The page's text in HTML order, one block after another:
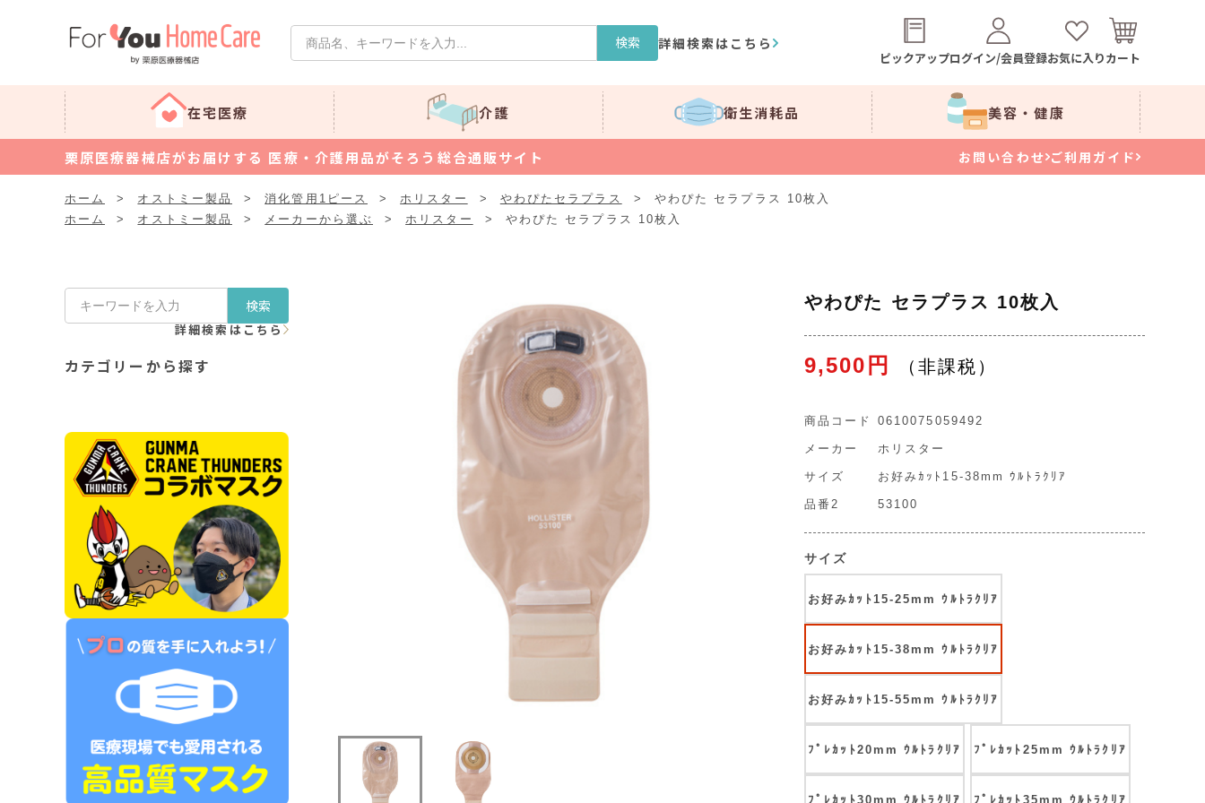
検索 詳細検索はこちら
ピックアップログイン/会員登録お気に入りカート
在宅医療 介護 衛生消耗品 美容・健康
栗原医療器械店がお届けする 医療・介護用品がそろう総合通販サイト お問い合わせ ご利用ガイド
ホーム > オストミー製品 > 消化管用1ピース > ホリスター > やわぴたセラプラス >
やわぴた セラプラス 10枚入
ホーム
> オストミー製品 > メーカーから選ぶ > ホリスター > やわぴた セラプラス 10枚入
検索
詳細検索はこちら
カテゴリーから探す
やわぴた セラプラス 10枚入
9,500円
商品コード 0610075059492
メーカー ホリスター
サイズ お好みｶｯﾄ15-38mm ｳﾙﾄﾗｸﾘｱ
品番2 53100
サイズ
お好みｶｯﾄ15-25mm ｳﾙﾄﾗｸﾘｱ
お好みｶｯﾄ15-38mm ｳﾙﾄﾗｸﾘｱ
お好みｶｯﾄ15-55mm ｳﾙﾄﾗｸﾘｱ
ﾌﾟﾚｶｯﾄ20mm ｳﾙﾄﾗｸﾘｱ ﾌﾟﾚｶｯﾄ25mm ｳﾙﾄﾗｸﾘｱ
ﾌﾟﾚｶｯﾄ30mm ｳﾙﾄﾗｸﾘｱ ﾌﾟﾚｶｯﾄ35mm ｳﾙﾄﾗｸﾘｱ